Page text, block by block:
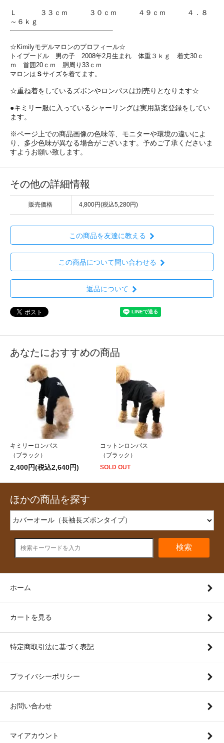
Ｌ ３３ｃｍ ３０ｃｍ ４９ｃｍ ４．８
～６ｋｇ
☆Kimilyモデルマロンのプロフィール☆
トイプードル 男の子 2008年2月生まれ 体重３ｋｇ 着丈30ｃ
ｍ 首囲20ｃｍ 胴周り33ｃｍ
マロンは Ｓサイズを着てます。
☆重ね着をしているズボンやロンパスは別売りとなります☆
●キミリー服に入っているシャーリングは実用新案登録をしてい
ます。
※ページ上での商品画像の色味等、モニターや環境の違いによ
り、多少色味が異なる場合がございます。予めご了承くださいま
すようお願い致します。
その他の詳細情報
販売価格 4,800円(税込5,280円)
この商品を友達に教える
この商品について問い合わせる
返品について
あなたにおすすめの商品
キミリーロンパス
（ブラック）
2,400円(税込2,640円)
コットンロンパス
（ブラック）
SOLD OUT
ほかの商品を探す
検索
ホーム
カートを見る
特定商取引法に基づく表記
プライバシーポリシー
お問い合わせ
マイアカウント